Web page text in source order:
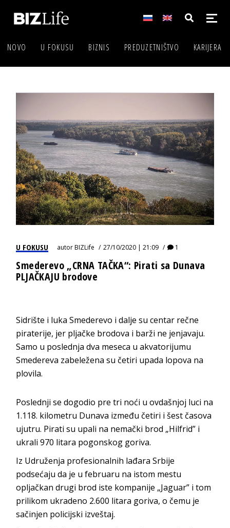
NOVO U FOKUSU BIZNIS PREDUZETNIŠTVO KARIJERA
U FOKUSU autorBIZLife 27/10/2020 | 21:09 1
Smederevo „CRNA TAČKA“: Pirati sa Dunava
PLJAČKAJU brodove
Sidrište i luka Smederevo i dalje su centar rečne
piraterije, jer pljačke brodova i barži ne jenjavaju.
Samo u poslednja dva meseca u akvatorijumu
Smedereva zabeležena su četiri upada lopova na
plovila.
Poslednji se dogodio pre tri noći u ovdašnjoj luci na
1.118. kilometru Dunava između četiri i šest časova
ujutru. Pirati su upali na nemački brod „Hilfrid” i
ukrali 970 litara pogonskog goriva.
Iz Udruženja profesionalnih lađara Srbije
podsećaju da je u februaru na istom mestu
opljačkan drugi brod iste kompanije „Jaguar” i tom
prilikom ukradeno 2.600 litara goriva, o čemu je
sačinjen policijski izveštaj.